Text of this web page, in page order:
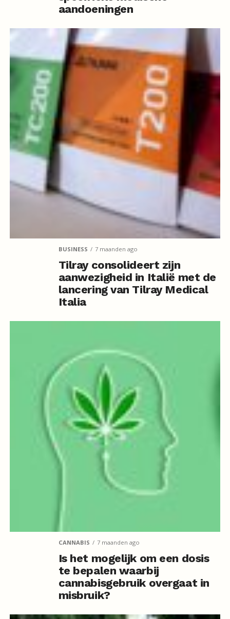
aandoeningen
BUSINESS 7 maanden ago
Tilray consolideert zijn
aanwezigheid in Italië met de
lancering van Tilray Medical
Italia
CANNABIS 7 maanden ago
Is het mogelijk om een dosis
te bepalen waarbij
cannabisgebruik overgaat in
misbruik?